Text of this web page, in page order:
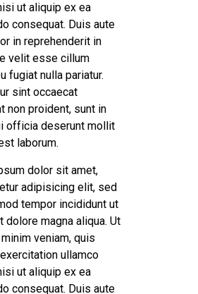
ut aliquip ex ea
consequat. Duis aute
in reprehenderit in
velit esse cillum
fugiat nulla pariatur.
sint occaecat
non proident, sunt in
officia deserunt mollit
laborum.
dolor sit amet,
adipisicing elit, sed
tempor incididunt ut
dolore magna aliqua. Ut
veniam, quis
ullamco
ut aliquip ex ea
consequat. Duis aute